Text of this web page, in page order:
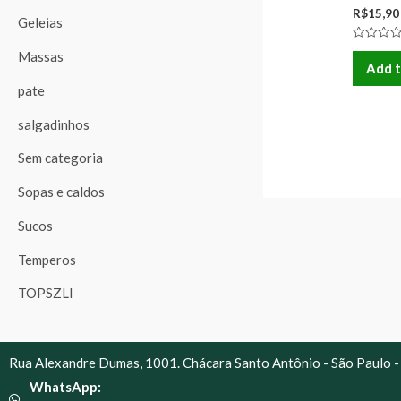
Geleias
Massas
pate
salgadinhos
Sem categoria
Sopas e caldos
Sucos
Temperos
TOPSZLI
R$15,90
Rated
outAdd
Rua Alexandre Dumas, 1001. Chácara Santo Antônio - São Paulo -
WhatsApp: